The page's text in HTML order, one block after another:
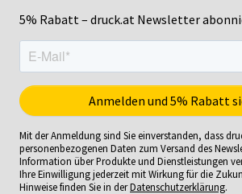
5% Rabatt – druck.at Newsletter
Mit der Anmeldung sind Sie einverstanden, dass
personenbezogenen Daten zum Versand des
Information über Produkte und Dienstleistungen
Ihre Einwilligung jederzeit mit Wirkung für die
Hinweise finden Sie in derDatenschutzerklärung.